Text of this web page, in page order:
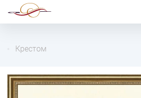
Крестом